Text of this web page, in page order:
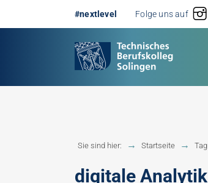
#nextlevel Folge uns auf
Sie sind hier: Startseite Tag
digitale